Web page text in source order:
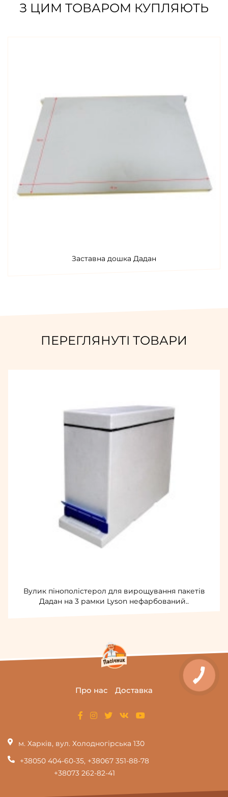
З ЦИМ ТОВАРОМ КУПЛЯЮТЬ
Заставна дошка Дадан
ПЕРЕГЛЯНУТІ ТОВАРИ
Вулик пінополістерол для вирощування пакетів
Дадан на 3 рамки Lyson нефарбований..
Про нас Доставка
м. Харків, вул. Холодногірська 130
+38050 404-60-35, +38067 351-88-78
+38073 262-82-41